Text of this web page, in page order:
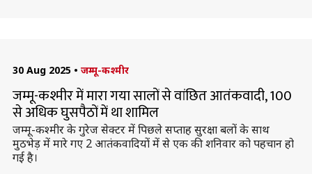
30 Aug 2025 • जम्मू-कश्मीर
जम्मू-कश्मीर में मारा गया सालों से वांछित आतंकवादी, 100
से अधिक घुसपैठों में था शामिल
जम्मू-कश्मीर के गुरेज सेक्टर में पिछले सप्ताह सुरक्षा बलाें के साथ
मुठभेड़ में मारे गए 2 आतंकवादियों में से एक की शनिवार को पहचान हो
गई है।